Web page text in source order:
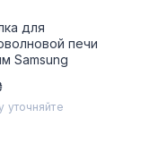
для
печи
Samsung
уточняйте